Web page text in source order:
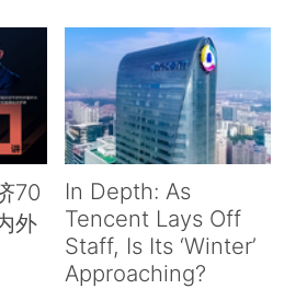
70
外
In Depth: As
Tencent Lays Off
Staff, Is Its ‘Winter’
Approaching?